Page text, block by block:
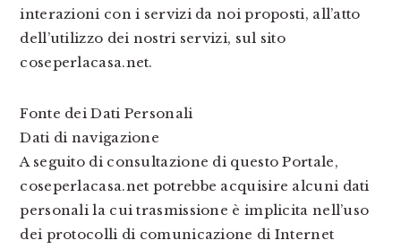
interazioni con i servizi da noi proposti, all’atto
dell’utilizzo dei nostri servizi, sul sito
coseperlacasa.net.
Fonte dei Dati Personali
Dati di navigazione
A seguito di consultazione di questo Portale,
coseperlacasa.net potrebbe acquisire alcuni dati
personali la cui trasmissione è implicita nell’uso
dei protocolli di comunicazione di Internet